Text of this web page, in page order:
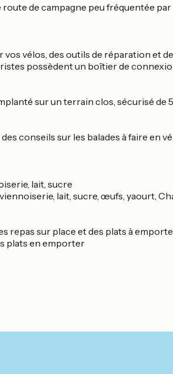
de campagne peu fréquentée
vos vélos, des outils de réparation et
possèdent un boîtier de
sur un terrain clos, sécurisé de
conseils sur les balades à faire en
lait, sucre
lait, sucre, œufs, yaourt,
repas sur place et des plats à
plats en emporter